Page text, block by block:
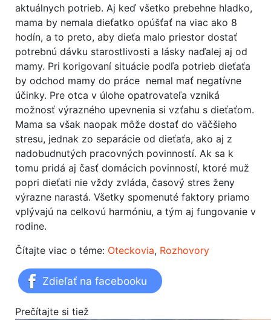
aktuálnych potrieb. Aj keď všetko prebehne hladko,
mama by nemala dieťatko opúšťať na viac ako 8
hodín, a to preto, aby dieťa malo priestor dostať
potrebnú dávku starostlivosti a lásky naďalej aj od
mamy. Pri korigovaní situácie podľa potrieb dieťaťa
by odchod mamy do práce nemal mať negatívne
účinky. Pre otca v úlohe opatrovateľa vzniká
možnosť výrazného upevnenia si vzťahu s dieťaťom.
Mama sa však naopak môže dostať do väčšieho
stresu, jednak zo separácie od dieťaťa, ako aj z
nadobudnutých pracovných povinností. Ak sa k
tomu pridá aj časť domácich povinností, ktoré muž
popri dieťati nie vždy zvláda, časový stres ženy
výrazne narastá. Všetky spomenuté faktory priamo
vplývajú na celkovú harmóniu, a tým aj fungovanie v
rodine.
Čítajte viac o téme: Oteckovia, Rozhovory
Zdieľať na facebooku
Prečítajte si tiež